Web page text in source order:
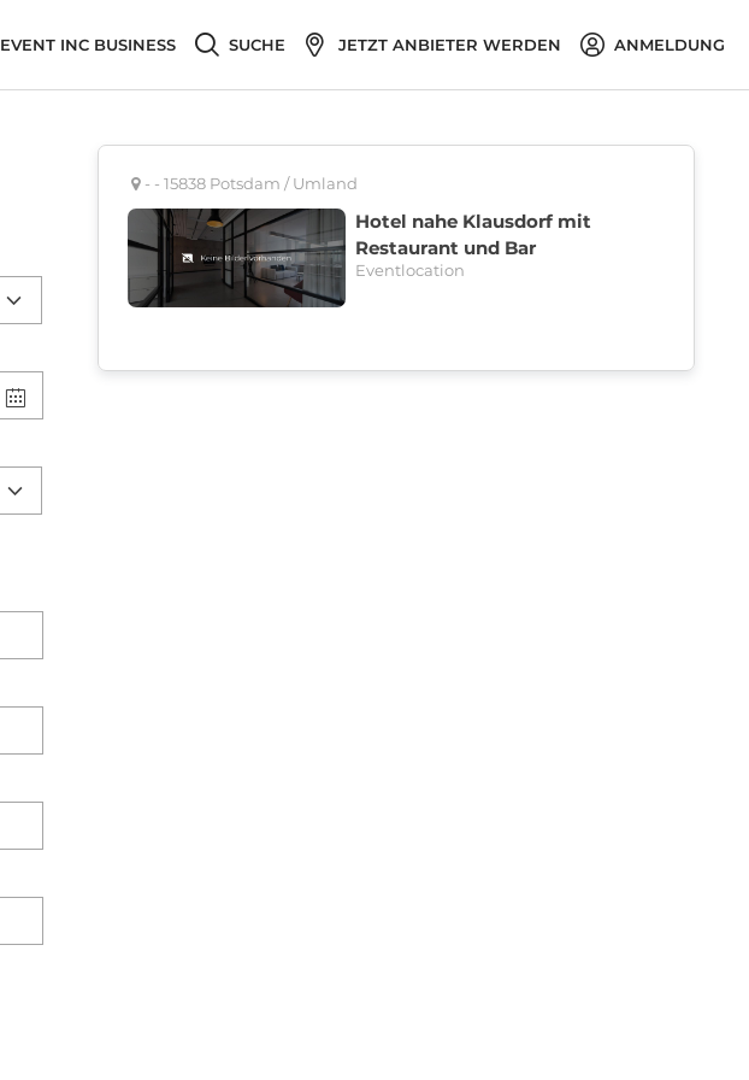
EVENT INC BUSINESS SUCHE JETZT ANBIETER WERDEN ANMELDUNG
- - 15838 Potsdam / Umland
Hotel nahe Klausdorf mit
Restaurant und Bar
Eventlocation